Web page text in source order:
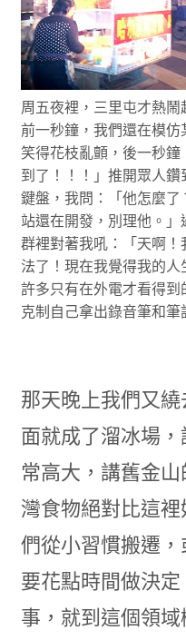
周五夜裡，三里屯才熱鬧
前一秒鐘，我們還在模仿
笑得花枝亂顫，後一秒
到了！！！」推開眾人
鍵盤，我問：「他怎麼了
站還在開發，別理他。
群裡對著我吼：「天啊
法了！現在我覺得我的
許多只有在外電才看得
克制自己拿出錄音筆和筆
那天晚上我們又
面就成了溜冰場
常高大，講舊金
灣食物絕對比這
們從小習慣搬遷
要花點時間做決
事，就到這個領